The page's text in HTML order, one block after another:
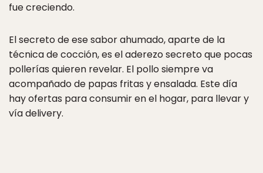
fue creciendo.
El secreto de ese sabor ahumado, aparte de la
técnica de cocción, es el aderezo secreto que pocas
pollerías quieren revelar. El pollo siempre va
acompañado de papas fritas y ensalada. Este día
hay ofertas para consumir en el hogar, para llevar y
vía delivery.